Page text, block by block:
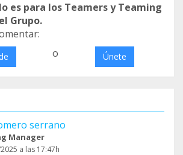
es para los Teamers y Teaming
Grupo.
o Únete
serrano
Manager
a las 17:47h